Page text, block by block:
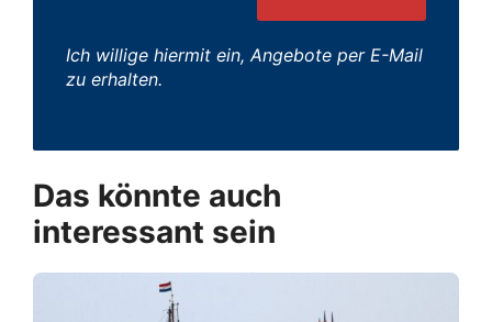
Ich willige hiermit ein, Angebote per E-Mail
zu erhalten.
Das könnte auch
interessant sein